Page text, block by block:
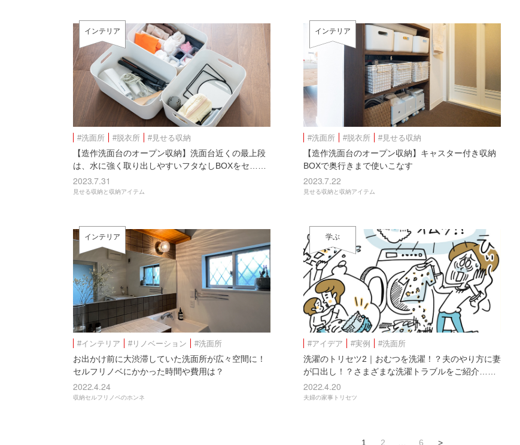
インテリア
#洗面所 #脱衣所 #見せる収納
【造作洗面台のオープン収納】洗面台近くの最上段
は、水に強く取り出しやすいフタなしBOXをセ……
2023.7.31
見せる収納と収納アイテム
インテリア
#洗面所 #脱衣所 #見せる収納
【造作洗面台のオープン収納】キャスター付き収納
BOXで奥行きまで使いこなす
2023.7.22
見せる収納と収納アイテム
インテリア
#インテリア #リノベーション #洗面所
お出かけ前に大渋滞していた洗面所が広々空間に！
セルフリノベにかかった時間や費用は？
2022.4.24
収納セルフリノベのホンネ
学ぶ
#アイデア #実例 #洗面所
洗濯のトリセツ2｜おむつを洗濯！？夫のやり方に妻
が口出し！？さまざまな洗濯トラブルをご紹介……
2022.4.20
夫婦の家事トリセツ
1 2 6 >